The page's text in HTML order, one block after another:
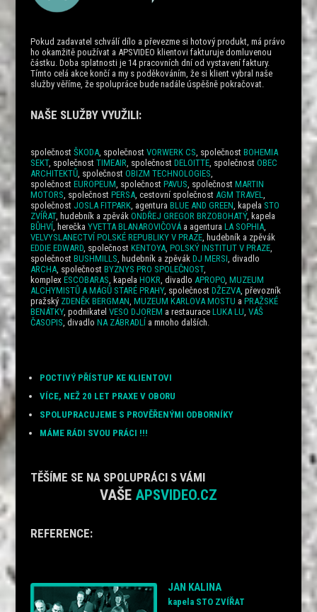
Pokud zadavatel schválí dílo a převezme si hotový produkt, má právo
ho okamžitě používat a APSVIDEO klientovi fakturuje domluvenou
částku. Doba splatnosti je 14 pracovních dní od vystavení faktury.
Tímto celá akce končí a my s poděkováním, že si klient vybral naše
služby věříme, že spolupráce bude nadále úspěšně pokračovat.
NAŠE SLUŽBY VYUŽILI:
společnost ŠKODA, společnost VORWERK CS, společnost BOHEMIA
SEKT, společnost TIMEAIR, společnost DELOITTE, společnost OBEC
ARCHITEKTŮ, společnost OBIZM TECHNOLOGIES,
společnost EUROPEUM, společnost PAVUS, společnost MARTIN
MOTORS, společnost PERSA, cestovní společnost AGM TRAVEL,
společnost JOSLA FITPARK, agentura BLUE AND GREEN, kapela STO
ZVÍŘAT, hudebník a zpěvák ONDŘEJ GREGOR BRZOBOHATÝ, kapela
BŮHVÍ, herečka YVETTA BLANAROVIČOVÁa agentura LA SOPHIA,
VELVYSLANECTVÍ POLSKÉ REPUBLIKY V PRAZE, hudebník a zpěvák
EDDIE EDWARD, společnost KENTOYA, POLSKÝ INSTITUT V PRAZE,
společnost BUSHMILLS, hudebník a zpěvák DJ MERSI, divadlo
ARCHA, společnost BYZNYS PRO SPOLEČNOST,
komplex ESCOBARAS, kapela HOKR, divadlo APROPO, MUZEUM
ALCHYMISTŮ A MÁGŮ STARÉ PRAHY, společnost DŽEZVA, převozník
pražský ZDENĚK BERGMAN, MUZEUM KARLOVA MOSTU a PRAŽSKÉ
BENÁTKY, podnikatel VESO DJOREM a restaurace LUKA LU, VÁŠ
ČASOPIS, divadlo NA ZÁBRADLÍ a mnoho dalších.
POCTIVÝ PŘÍSTUP KE KLIENTOVI
VÍCE, NEŽ 20 LET PRAXE V OBORU
SPOLUPRACUJEME S PROVĚŘENÝMI ODBORNÍKY
MÁME RÁDI SVOU PRÁCI !!!
TĚŠÍME SE NA SPOLUPRÁCI S VÁMI
VAŠE APSVIDEO.CZ
REFERENCE:
JAN KALINA
kapela STO ZVÍŘAT